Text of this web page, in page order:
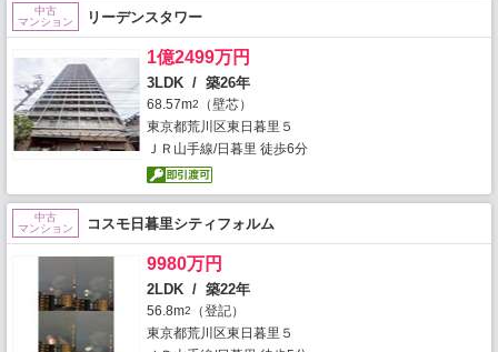
中古
マンション
リーデンスタワー
1億2499万円
3LDK / 築26年
68.57m2
（壁芯）
東京都荒川区東日暮里５
ＪＲ山手線/日暮里 徒歩6分
中古
マンション
コスモ日暮里シティフォルム
9980万円
2LDK / 築22年
56.8m2
（登記）
東京都荒川区東日暮里５